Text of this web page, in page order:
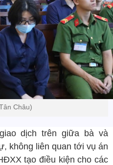
Châu)
dịch trên giữa bà và
không liên quan tới vụ án
tạo điều kiện cho các